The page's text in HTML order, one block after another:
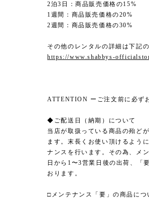
2泊3日：商品販売価格の15%
1週間：商品販売価格の20%
2週間：商品販売価格の30%
その他のレンタルの詳細は下記
https://www.shabbys-
ATTENTION ーご注文前に必ず
◆ご配送日（納期）について
当店が取扱っている商品の殆ど
ます。末長くお使い頂けるよう
ナンスを行います。その為、メ
日から1〜3営業日後の出荷、「
おります。
□メンテナンス「要」の商品につ